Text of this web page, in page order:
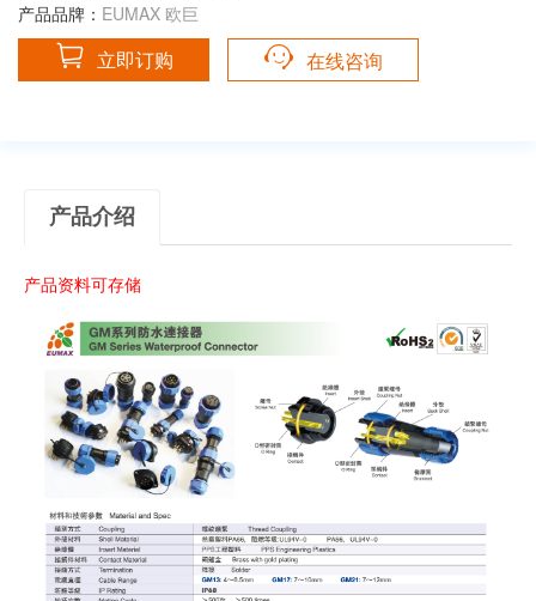
产品品牌： EUMAX 欧巨
立即订购 在线咨询
产品介绍
产品资料可存储